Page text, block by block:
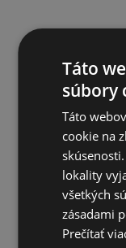
na všetky
99 %
Táto
súbory
Táto
cookie na
lokality
všetkých
zásadami
Prečítať